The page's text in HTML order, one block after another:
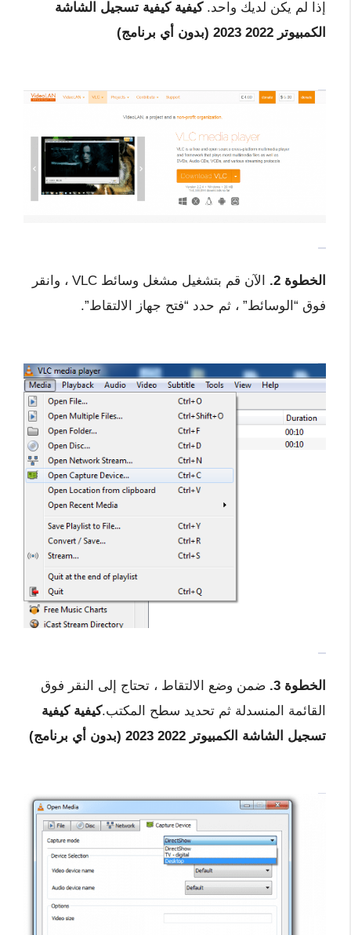
إذا لم يكن لديك واحد.كيفية كيفية تسجيل الشاشة
الكمبيوتر 2022 2023 (بدون أي برنامج)
الخطوة 2.
الآن قم بتشغيل مشغل وسائط VLC ، وانقر
فوق “الوسائط” ، ثم حدد “فتح جهاز الالتقاط”.
الخطوة 3.
ضمن وضع الالتقاط ، تحتاج إلى النقر فوق
القائمة المنسدلة ثم تحديد سطح المكتب.كيفية كيفية
تسجيل الشاشة الكمبيوتر 2022 2023 (بدون أي برنامج)